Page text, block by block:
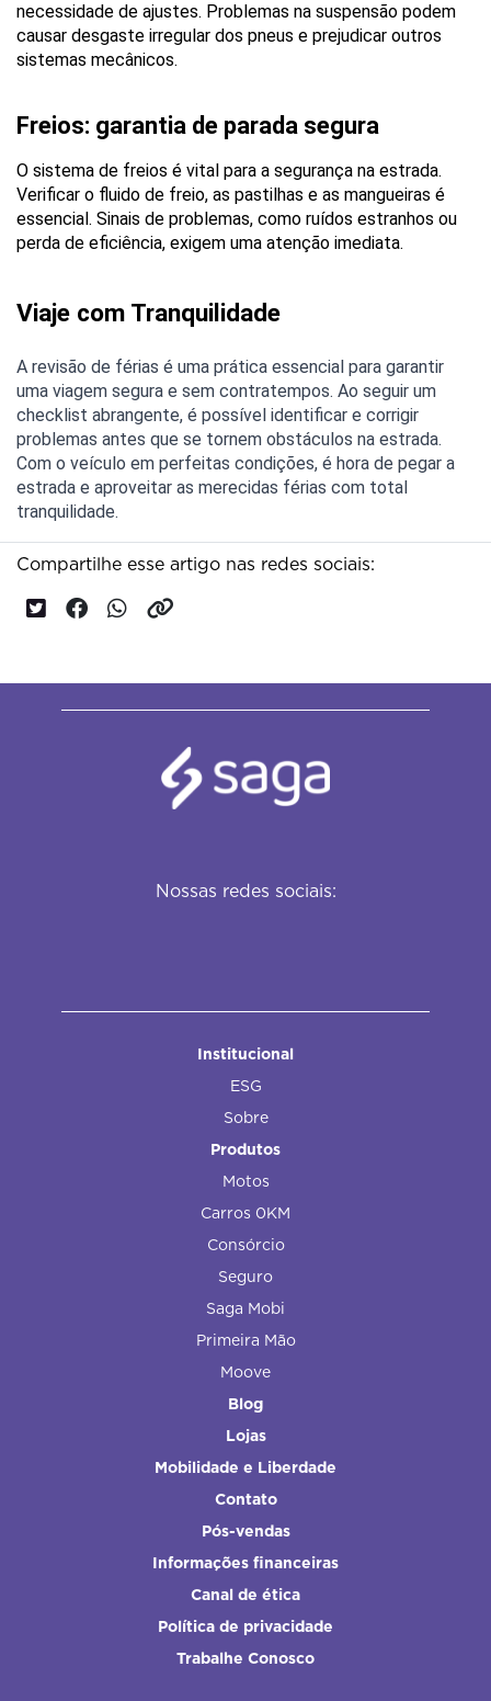
necessidade de ajustes. Problemas na suspensão podem
causar desgaste irregular dos pneus e prejudicar outros
sistemas mecânicos.
Freios: garantia de parada segura
O sistema de freios é vital para a segurança na estrada.
Verificar o fluido de freio, as pastilhas e as mangueiras é
essencial. Sinais de problemas, como ruídos estranhos ou
perda de eficiência, exigem uma atenção imediata.
Viaje com Tranquilidade
A revisão de férias é uma prática essencial para garantir
uma viagem segura e sem contratempos. Ao seguir um
checklist abrangente, é possível identificar e corrigir
problemas antes que se tornem obstáculos na estrada.
Com o veículo em perfeitas condições, é hora de pegar a
estrada e aproveitar as merecidas férias com total
tranquilidade.
Compartilhe esse artigo nas redes sociais:
Nossas redes sociais:
Institucional
ESG
Sobre
Produtos
Motos
Carros 0KM
Consórcio
Seguro
Saga Mobi
Primeira Mão
Moove
Blog
Lojas
Mobilidade e Liberdade
Contato
Pós-vendas
Informações financeiras
Canal de ética
Política de privacidade
Trabalhe Conosco